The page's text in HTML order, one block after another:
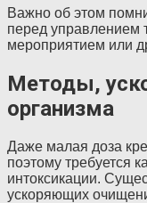
Важно об этом
перед управлением
мероприятием или
Методы,
организма
Даже малая доза
поэтому требуется
интоксикации.
ускоряющих